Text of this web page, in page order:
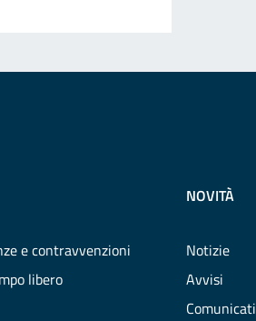
e contravvenzioni
libero
NOVITÀ
Notizie
Avvisi
Comunicati